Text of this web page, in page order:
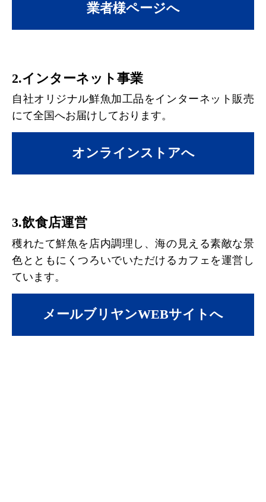
業者様ページへ
2.インターネット事業
自社オリジナル鮮魚加工品をインターネット販売
にて全国へお届けしております。
オンラインストアへ
3.飲食店運営
穫れたて鮮魚を店内調理し、海の見える素敵な景
色とともにくつろいでいただけるカフェを運営し
ています。
メールブリヤンWEBサイトへ